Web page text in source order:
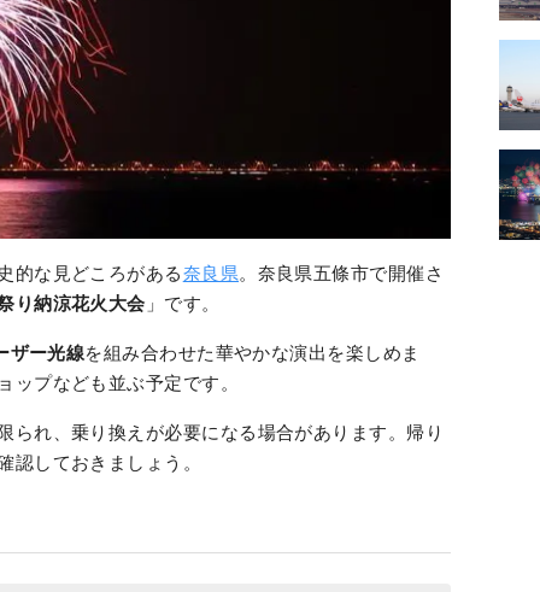
的な見どころがある奈良県。奈良県五條市で開催さ
り納涼花火大会 」です。
ザー光線を組み合わせた華やかな演出を楽しめま
プなども並ぶ予定です。
られ、乗り換えが必要になる場合があります。帰り
認しておきましょう。